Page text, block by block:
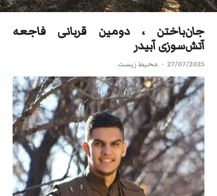
جان‌باختن ، دومین قربانی فاجعه
آتش‌سوزی آبیدر
27/07/2025 محیط زیست